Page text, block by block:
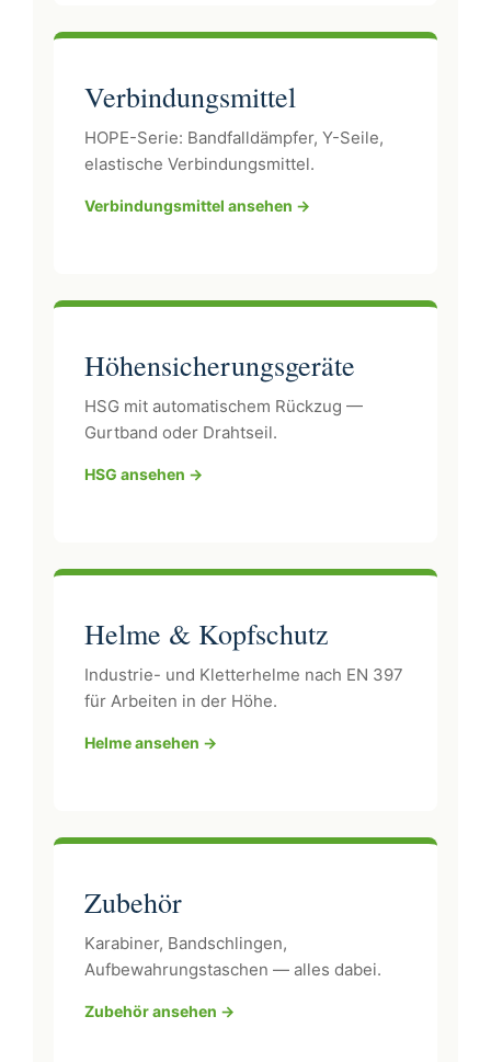
Verbindungsmittel
HOPE-Serie: Bandfalldämpfer, Y-Seile,
elastische Verbindungsmittel.
Verbindungsmittel ansehen →
Höhensicherungsgeräte
HSG mit automatischem Rückzug —
Gurtband oder Drahtseil.
HSG ansehen →
Helme & Kopfschutz
Industrie- und Kletterhelme nach EN 397
für Arbeiten in der Höhe.
Helme ansehen →
Zubehör
Karabiner, Bandschlingen,
Aufbewahrungstaschen — alles dabei.
Zubehör ansehen →